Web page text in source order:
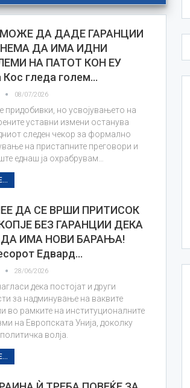
МОЖЕ ДА ДАДЕ ГАРАНЦИИ
ДА ИМА ИДНИ
НА ПАТОТ КОН ЕУ
Кос гледа голем…
08/07/2026
придобивки, но усвојувањето на
уставни измени останува
следен чекор за формално
на пристапните преговори и
еднаш ја охрабрувам…
ДА СЕ ВРШИ ПРИТИСОК
БЕЗ ГАРАНЦИИ ДЕКА
ИМА НОВИ БАРАЊА!
Едвард…
28/06/2026
дека постојат и други
за надминување на ваквите
во рамките на институционалните
на Европската Унија, доколку
волја.